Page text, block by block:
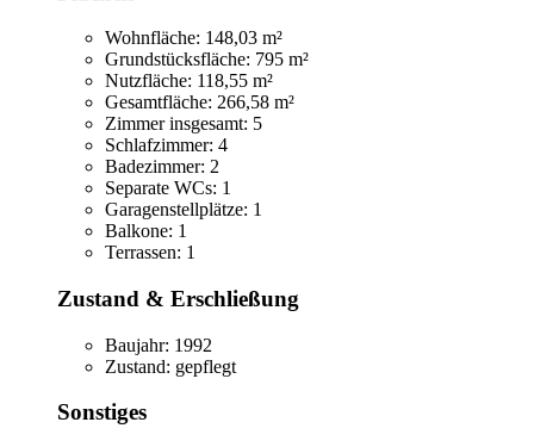
Wohnfläche: 148,03 m²
Grundstücksfläche: 795 m²
Nutzfläche: 118,55 m²
Gesamtfläche: 266,58 m²
Zimmer insgesamt: 5
Schlafzimmer: 4
Badezimmer: 2
Separate WCs: 1
Garagenstellplätze: 1
Balkone: 1
Terrassen: 1
Zustand & Erschließung
Baujahr: 1992
Zustand: gepflegt
Sonstiges